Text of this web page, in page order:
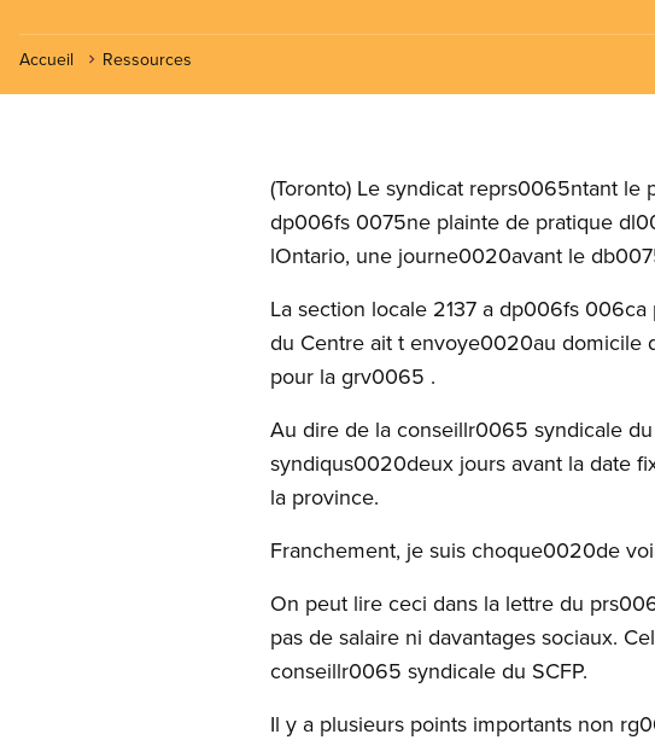
Accueil Ressources
(Toronto) Le syndicat reprs0065ntant
dp006fs 0075ne plainte de pratique
lOntario, une journe0020avant le
La section locale 2137 a dp006fs
du Centre ait t envoye0020au domicile
pour la grv0065 .
Au dire de la conseillr0065 syndicale
syndiqus0020deux jours avant la date
la province.
Franchement, je suis choque0020de
On peut lire ceci dans la lettre du
pas de salaire ni davantages sociaux.
conseillr0065 syndicale du SCFP.
Il y a plusieurs points importants non